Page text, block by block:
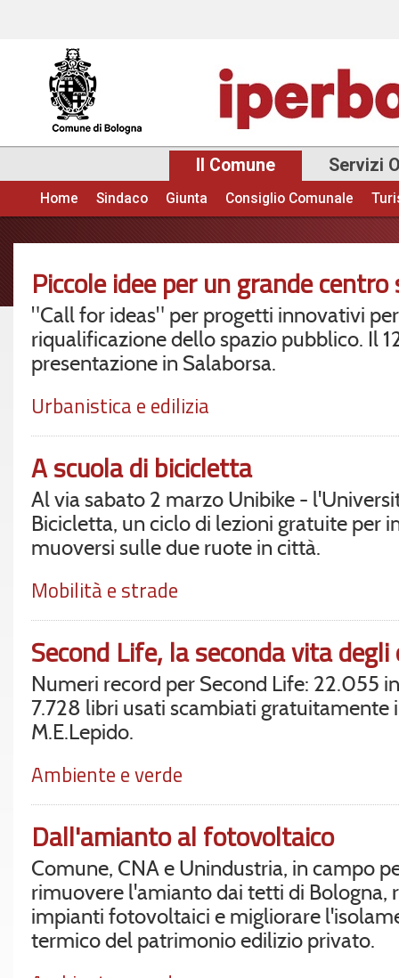
Il Comune Servizi
Menu principale
Home Sindaco Giunta Consiglio Comunale
Piccole idee per un grande
"Call for ideas" per progetti innovativi
riqualificazione dello spazio pubblico. Il
presentazione in Salaborsa.
Urbanistica e edilizia
A scuola di bicicletta
Al via sabato 2 marzo Unibike -
Bicicletta, un ciclo di lezioni gratuite per
muoversi sulle due ruote in città.
Mobilità e strade
Second Life, la seconda vita
Numeri record per Second Life: 22.055
7.728 libri usati scambiati gratuitamente
M.E.Lepido.
Ambiente e verde
Dall'amianto al fotovoltaico
Comune, CNA e Unindustria, in campo
rimuovere l'amianto dai tetti di Bologna,
impianti fotovoltaici e migliorare
termico del patrimonio edilizio privato.